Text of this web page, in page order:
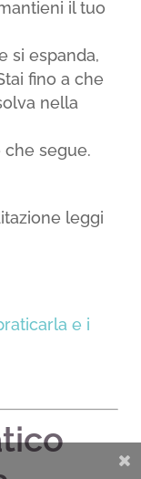
il tuo
si espanda,
fino a che
nella
segue.
leggi
e i